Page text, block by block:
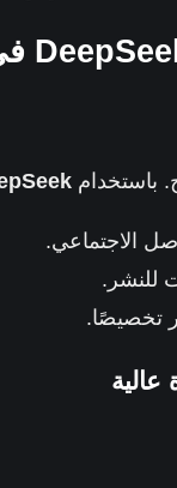
باستخدام
الاجتماعي.
للنشر.
تخصيصًا.